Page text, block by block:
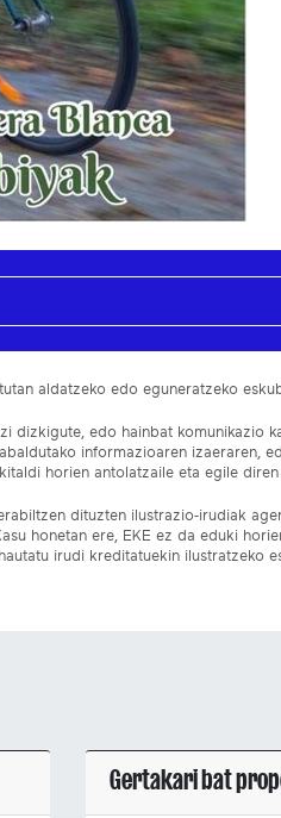
aldatzeko edo eguneratzeko
edo hainbat komunikazio
informazioaren izaeraren,
horien antolatzaile eta egile
dituzten ilustrazio-irudiak
honetan ere, EKE ez da eduki
irudi kreditatuekin ilustratzeko
Gertakari bat